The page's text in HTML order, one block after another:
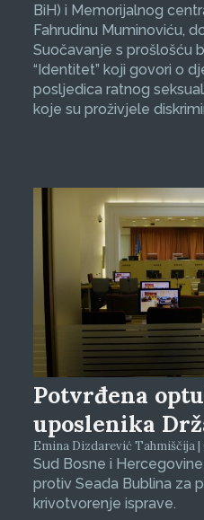
BiH) i Memorijalnog
Fahrudinu Muminoviću,
Suočavanje s prošlošću
“Identitet” koji govori o
posljedica ratnog
koje su proživjele
Potvrđena
uposlenika
Emina Dizdarević Tahmiščija |
Sud Bosne i
protiv Seada Bublina za
krivotvorenje isprave.